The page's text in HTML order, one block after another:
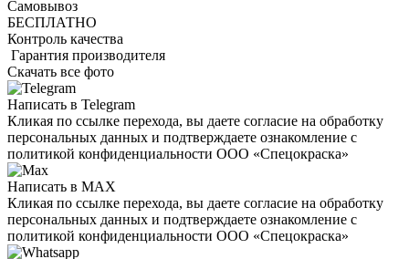
Самовывоз
БЕСПЛАТНО
Контроль качества
Гарантия производителя
Скачать все фото
Написать в Telegram
Кликая по ссылке перехода, вы даете согласие на обработку
персональных данных и подтверждаете ознакомление с
политикой конфиденциальности ООО «Спецокраска»
Написать в MAX
Кликая по ссылке перехода, вы даете согласие на обработку
персональных данных и подтверждаете ознакомление с
политикой конфиденциальности ООО «Спецокраска»